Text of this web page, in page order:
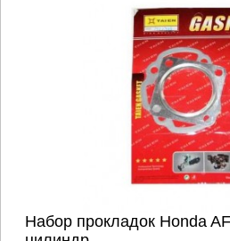
Набор прокладок Honda